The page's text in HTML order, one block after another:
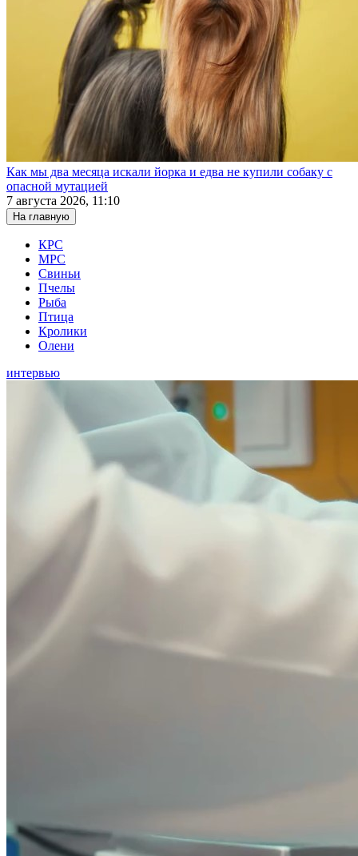
Как мы два месяца искали йорка и едва не купили собаку с
опасной мутацией
7 августа 2026, 11:10
На главную
КРС
МРС
Свиньи
Пчелы
Рыба
Птица
Кролики
Олени
интервью